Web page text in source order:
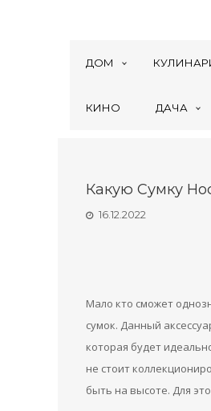
ДОМ
КИНО ДАЧА
Какую Сумку
16.12.2022
Мало кто сможет
сумок. Данный
которая будет
не стоит
быть на высоте. Для